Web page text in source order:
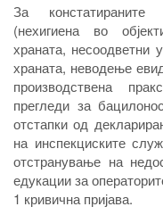
За констатираните
(нехигиена во
храната,
храната, неводење
производствена
прегледи за
отстапки од
на инспекциските
отстранување на
едукации за
1 кривична пријава.